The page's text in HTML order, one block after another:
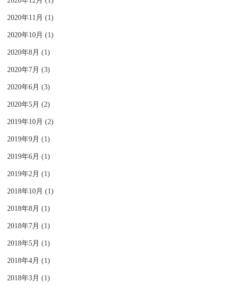
2020年11月 (1)
2020年10月 (1)
2020年8月 (1)
2020年7月 (3)
2020年6月 (3)
2020年5月 (2)
2019年10月 (2)
2019年9月 (1)
2019年6月 (1)
2019年2月 (1)
2018年10月 (1)
2018年8月 (1)
2018年7月 (1)
2018年5月 (1)
2018年4月 (1)
2018年3月 (1)